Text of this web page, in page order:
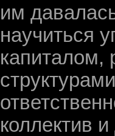
им
научиться
капиталом,
коллектив и